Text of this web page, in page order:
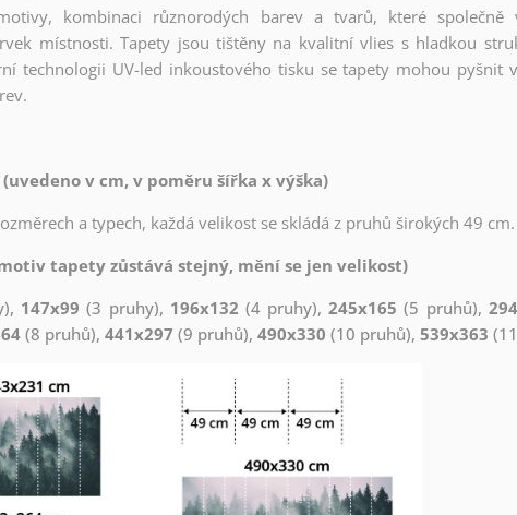
kombinaci různorodých barev a tvarů, které společně
místnosti. Tapety jsou tištěny na kvalitní vlies s hladkou
technologii UV-led inkoustového tisku se tapety mohou pyšnit
v cm, v poměru šířka x výška)
a typech, každá velikost se skládá z pruhů širokých 49 cm.
tapety zůstává stejný, mění se jen velikost)
147x99 (3 pruhy), 196x132 (4 pruhy),245x165 (5 pruhů),
(8 pruhů), 441x297 (9 pruhů), 490x330 (10 pruhů), 539x363